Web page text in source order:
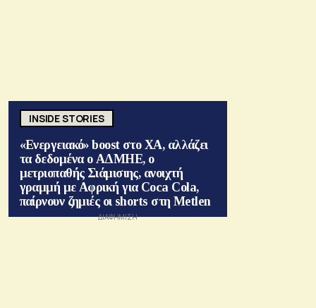
INSIDE STORIES
«Ενεργειακό» boost στο ΧΑ, αλλάζει
τα δεδομένα ο ΑΔΜΗΕ, ο
μετριοπαθής Σιάμισιης, ανοιχτή
γραμμή με Αφρική για Coca Cola,
παίρνουν ζημιές οι shorts στη Metlen